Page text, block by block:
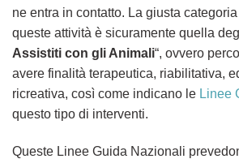
ne entra in contatto. La giusta
queste attività è sicuramente quella
Assistiti con gli Animali“, ovvero
avere finalità terapeutica, riabilitativa,
ricreativa, così come indicano le Linee
questo tipo di interventi.
Queste Linee Guida Nazionali